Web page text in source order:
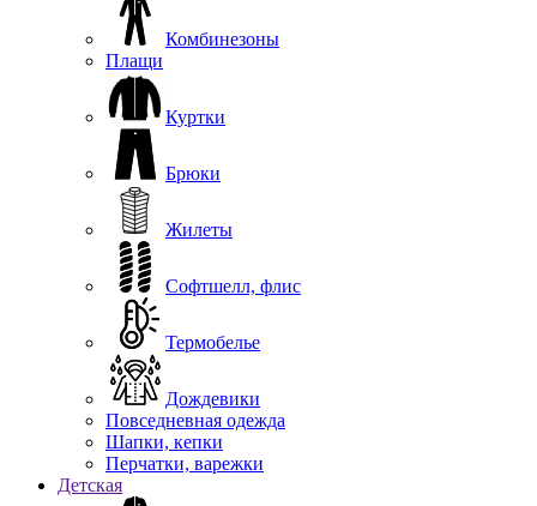
Комбинезоны
Плащи
Куртки
Брюки
Жилеты
Софтшелл, флис
Термобелье
Дождевики
Повседневная одежда
Шапки, кепки
Перчатки, варежки
Детская